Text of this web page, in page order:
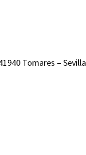
Tomares – Sevilla